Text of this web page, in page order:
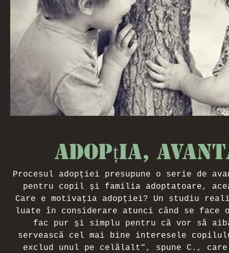
Adopția,
Procesul adopției pre­supune o serie de
pentru copil şi familia adoptatoare,
Care e motivaţia adopției? Un studiu
lua­te în considerare atunci când se face
fac pur şi simplu pentru că vor să
servească cel mai bine interesele
exclud unul pe celălalt“, spune C.,